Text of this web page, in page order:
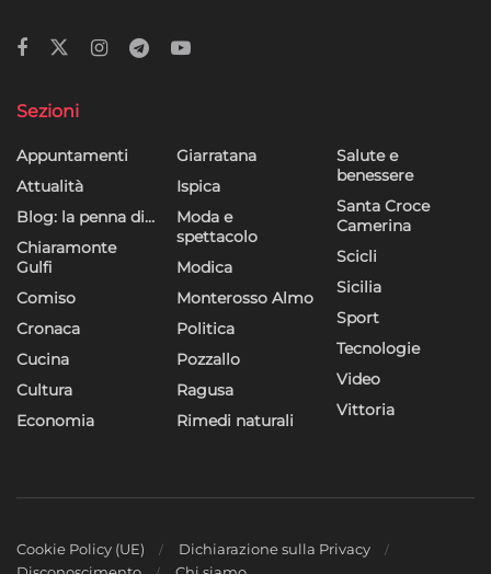
Sezioni
Appuntamenti
Attualità
Blog: la penna di…
Chiaramonte
Gulfi
Comiso
Cronaca
Cucina
Cultura
Economia
Giarratana
Ispica
Moda e
spettacolo
Modica
Monterosso Almo
Politica
Pozzallo
Ragusa
Rimedi naturali
Salute e
benessere
Santa Croce
Camerina
Scicli
Sicilia
Sport
Tecnologie
Video
Vittoria
Cookie Policy (UE)
Dichiarazione sulla Privacy